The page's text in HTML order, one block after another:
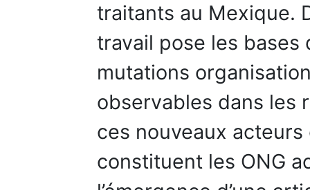
traitants au Mexique.
travail pose les bases
mutations
observables dans les
ces nouveaux
constituent les ONG